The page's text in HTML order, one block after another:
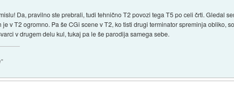
Da, pravilno ste prebrali, tudi tehnično T2 povozi tega T5 po celi črti. Gledal
v T2 ogromno. Pa še CGi scene v T2, ko tisti drugi terminator spreminja obliko, so
v drugem delu kul, tukaj pa le še parodija samega sebe.